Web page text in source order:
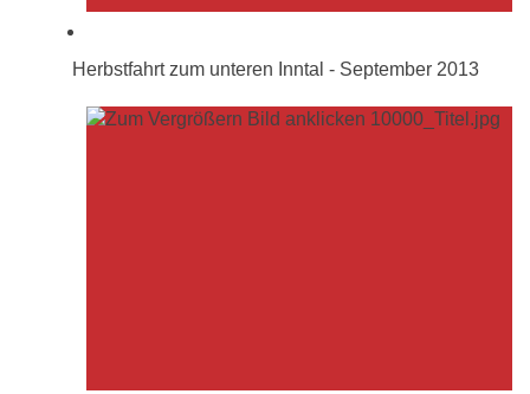
Herbstfahrt zum unteren Inntal - September 2013